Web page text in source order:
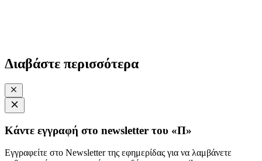
Διαβάστε περισσότερα
Κάντε εγγραφή στο newsletter του «Π»
Εγγραφείτε στο Newsletter της εφημερίδας για να λαμβάνετε